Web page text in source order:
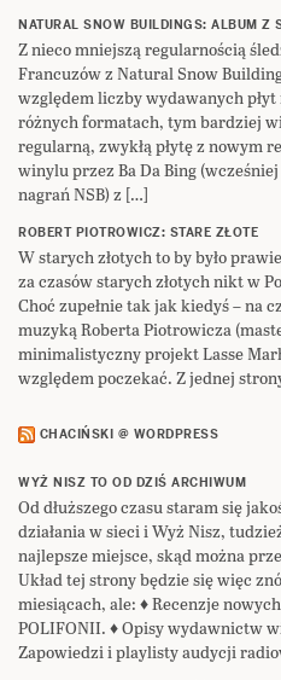
NATURAL SNOW BUILDINGS: ALBUM Z
Z nieco mniejszą regularnością
Francuzów z Natural Snow
względem liczby wydawanych
różnych formatach, tym bardziej
regularną, zwykłą płytę z nowym
winylu przez Ba Da Bing
nagrań NSB) z […]
ROBERT PIOTROWICZ: STARE ZŁOTE
W starych złotych to by było
za czasów starych złotych nikt w
Choć zupełnie tak jak kiedyś – na
muzyką Roberta Piotrowicza
minimalistyczny projekt Lasse
względem poczekać. Z jednej
CHACIŃSKI @ WORDPRESS
WYŻ NISZ TO OD DZIŚ ARCHIWUM
Od dłuższego czasu staram się
działania w sieci i Wyż Nisz,
najlepsze miejsce, skąd można
Układ tej strony będzie się więc
miesiącach, ale: ♦ Recenzje
POLIFONII. ♦ Opisy wydawnictw
Zapowiedzi i playlisty audycji